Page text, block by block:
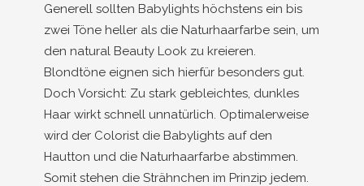
Generell sollten Babylights höchstens ein bis
zwei Töne heller als die Naturhaarfarbe sein, um
den natural Beauty Look zu kreieren.
Blondtöne eignen sich hierfür besonders gut.
Doch Vorsicht: Zu stark gebleichtes, dunkles
Haar wirkt schnell unnatürlich. Optimalerweise
wird der Colorist die Babylights auf den
Hautton und die Naturhaarfarbe abstimmen.
Somit stehen die Strähnchen im Prinzip jedem.